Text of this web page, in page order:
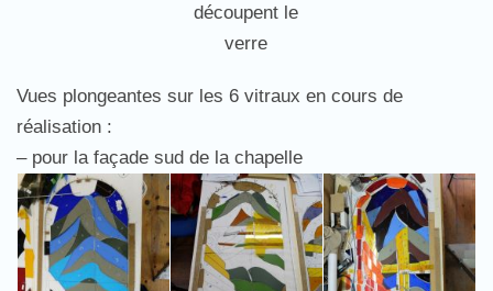
découpent le
verre
Vues plongeantes sur les 6 vitraux en cours de
réalisation :
– pour la façade sud de la chapelle